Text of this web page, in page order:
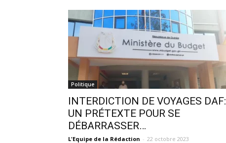
Politique
INTERDICTION DE VOYAGES DAF:
UN PRÉTEXTE POUR SE
DÉBARRASSER…
L'Equipe de la Rédaction - 22 octobre 2023